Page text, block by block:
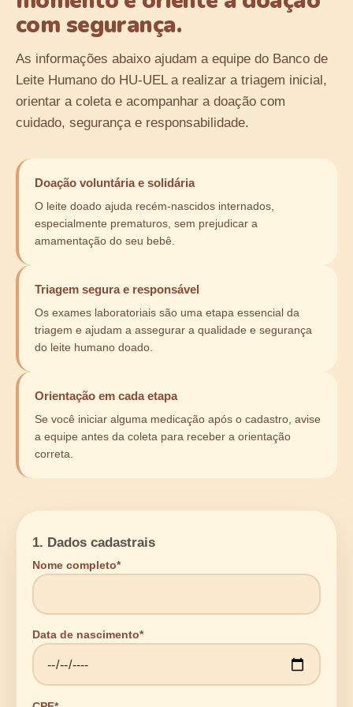
com segurança.
As informações abaixo ajudam a equipe do Banco de
Leite Humano do HU-UEL a realizar a triagem inicial,
orientar a coleta e acompanhar a doação com
cuidado, segurança e responsabilidade.
Doação voluntária e solidária
O leite doado ajuda recém-nascidos internados,
especialmente prematuros, sem prejudicar a
amamentação do seu bebê.
Triagem segura e responsável
Os exames laboratoriais são uma etapa essencial da
triagem e ajudam a assegurar a qualidade e segurança
do leite humano doado.
Orientação em cada etapa
Se você iniciar alguma medicação após o cadastro, avise
a equipe antes da coleta para receber a orientação
correta.
Deixe este campo em branco
1. Dados cadastrais
Nome completo*
Data de nascimento*